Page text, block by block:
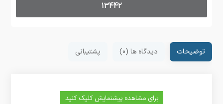
13442
توضیحات دیدگاه ها (0) پشتیبانی
برای مشاهده پیشنمایش کلیک کنید